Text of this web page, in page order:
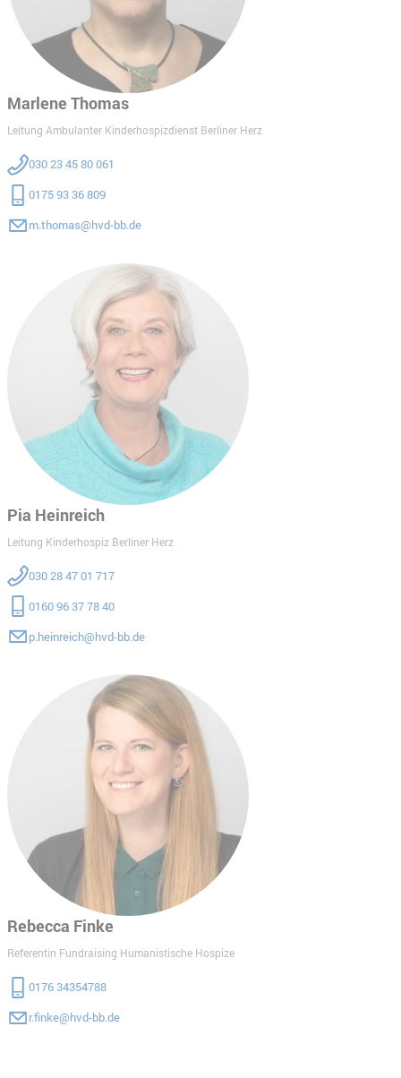
Marlene Thomas
Leitung Ambulanter Kinderhospizdienst Berliner Herz
030 23 45 80 061
0175 93 36 809
m.thomas@hvd-bb.de
Pia Heinreich
Leitung Kinderhospiz Berliner Herz
030 28 47 01 717
0160 96 37 78 40
p.heinreich@hvd-bb.de
Rebecca Finke
Referentin Fundraising Humanistische Hospize
0176 34354788
r.finke@hvd-bb.de